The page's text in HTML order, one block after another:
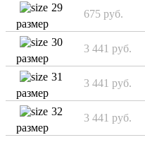
29
размер
675 руб.
30
размер
3 441 руб.
31
размер
3 441 руб.
32
размер
3 441 руб.